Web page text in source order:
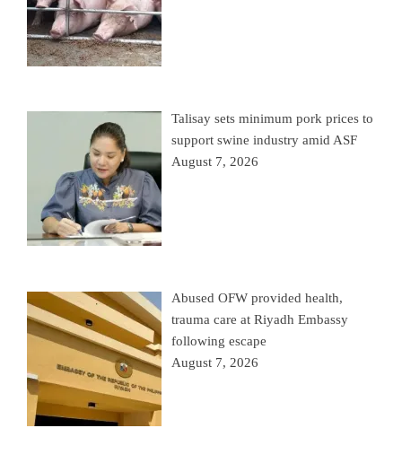
Talisay sets minimum pork prices to
support swine industry amid ASF
August 7, 2026
Abused OFW provided health,
trauma care at Riyadh Embassy
following escape
August 7, 2026